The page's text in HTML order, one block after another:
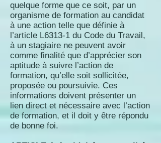
quelque forme que ce soit, par un
organisme de formation au candidat
à une action telle que définie à
l’article L6313-1 du Code du Travail,
à un stagiaire ne peuvent avoir
comme finalité que d’apprécier son
aptitude à suivre l’action de
formation, qu’elle soit sollicitée,
proposée ou poursuivie. Ces
informations doivent présenter un
lien direct et nécessaire avec l’action
de formation, et il doit y être répondu
de bonne foi.